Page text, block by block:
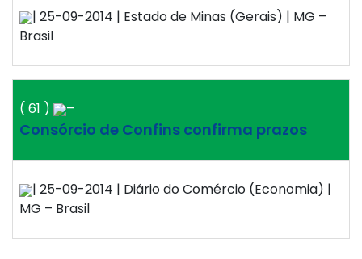
| 25-09-2014 | Estado de Minas (Gerais) | MG –
Brasil
( 61 ) –
Consórcio de Confins confirma prazos
| 25-09-2014 | Diário do Comércio (Economia) |
MG – Brasil